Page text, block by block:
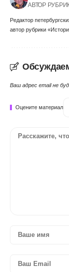
АВТОР
Редактор
автор рубрики
Ваш адрес email не
Оцените материал